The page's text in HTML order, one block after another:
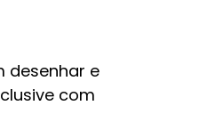
desenhar e
com